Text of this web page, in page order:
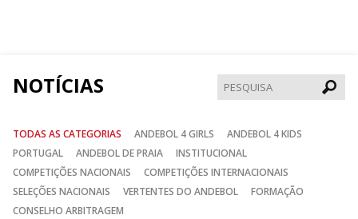
NOTÍCIAS
TODAS AS CATEGORIAS ANDEBOL 4 GIRLS
ANDEBOL 4 KIDS
PORTUGAL
ANDEBOL DE PRAIA
INSTITUCIONAL
COMPETIÇÕES NACIONAIS
COMPETIÇÕES INTERNACIONAIS
SELEÇÕES NACIONAIS
VERTENTES DO ANDEBOL
FORMAÇÃO
CONSELHO ARBITRAGEM